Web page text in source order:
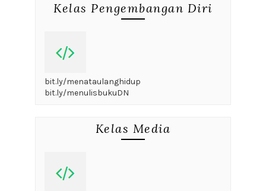
Kelas Pengembangan Diri
bit.ly/menataulanghidup
bit.ly/menulisbukuDN
Kelas Media